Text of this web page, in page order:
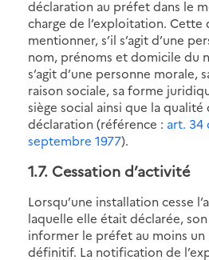
déclaration au préfet dans le
charge de l’exploitation.
mentionner, s’il s’agit d’une
nom, prénoms et domicile du
s’agit d’une personne morale,
raison sociale, sa forme
siège social ainsi que la qualité
déclaration (référence : art. 34
septembre 1977).
1.7. Cessation d’activité
Lorsqu’une installation cesse
laquelle elle était déclarée,
informer le préfet au moins un
définitif. La notification de